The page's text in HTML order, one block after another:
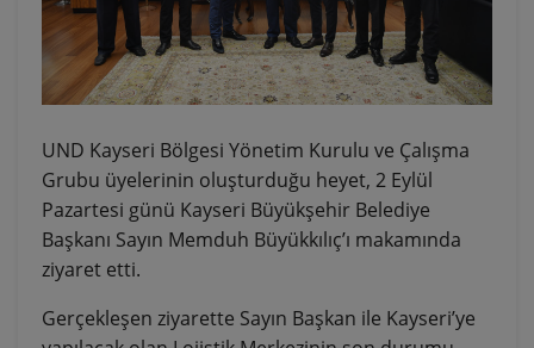
UND Kayseri Bölgesi Yönetim Kurulu ve Çalışma
Grubu üyelerinin oluşturduğu heyet, 2 Eylül
Pazartesi günü Kayseri Büyükşehir Belediye
Başkanı Sayın Memduh Büyükkılıç’ı makamında
ziyaret etti.
Gerçekleşen ziyarette Sayın Başkan ile Kayseri’ye